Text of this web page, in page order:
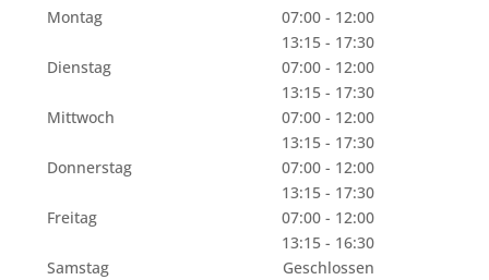
Montag
07:00 - 12:00
13:15 - 17:30
Dienstag
07:00 - 12:00
13:15 - 17:30
Mittwoch
07:00 - 12:00
13:15 - 17:30
Donnerstag
07:00 - 12:00
13:15 - 17:30
Freitag
07:00 - 12:00
13:15 - 16:30
Samstag
Geschlossen